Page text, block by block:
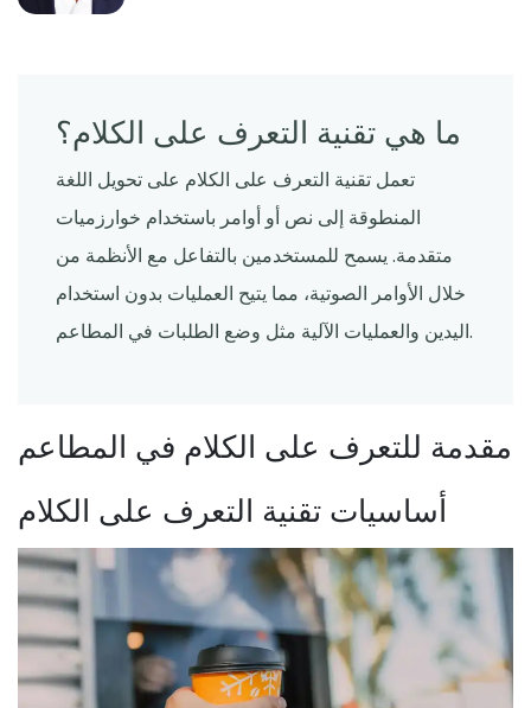
ما هي تقنية التعرف على الكلام؟
تعمل تقنية التعرف على الكلام على تحويل اللغة
المنطوقة إلى نص أو أوامر باستخدام خوارزميات
متقدمة. يسمح للمستخدمين بالتفاعل مع الأنظمة من
خلال الأوامر الصوتية، مما يتيح العمليات بدون استخدام
اليدين والعمليات الآلية مثل وضع الطلبات في المطاعم.
مقدمة للتعرف على الكلام في المطاعم
أساسيات تقنية التعرف على الكلام